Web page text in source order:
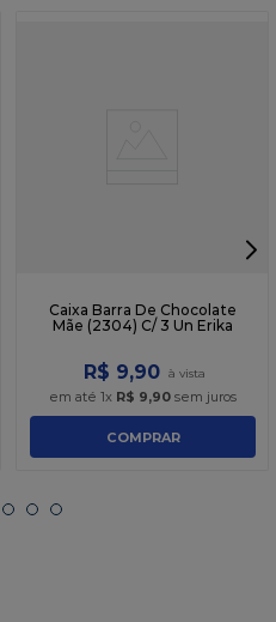
Caixa Barra De Chocolate
Mãe (2304) C/ 3 Un Erika
R$ 9,90
em até 1x R$ 9,90sem juros
COMPRAR